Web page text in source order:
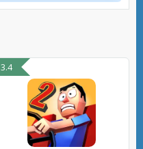
3.4